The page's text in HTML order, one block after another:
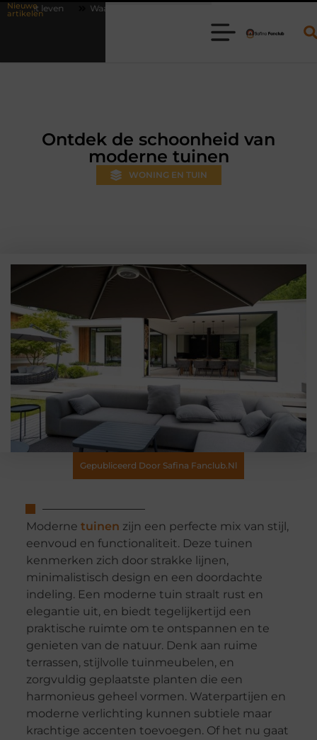
Nieuwe
artikelenonline vlees bestellen steeds gewoner wordt
Ontdek de schoonheid van
moderne tuinen
WONING EN TUIN
Gepubliceerd Door Safina Fanclub.nl
Moderne tuinen zijn een perfecte mix van stijl,
eenvoud en functionaliteit. Deze tuinen
kenmerken zich door strakke lijnen,
minimalistisch design en een doordachte
indeling. Een moderne tuin straalt rust en
elegantie uit, en biedt tegelijkertijd een
praktische ruimte om te ontspannen en te
genieten van de natuur. Denk aan ruime
terrassen, stijlvolle tuinmeubelen, en
zorgvuldig geplaatste planten die een
harmonieus geheel vormen. Waterpartijen en
moderne verlichting kunnen subtiele maar
krachtige accenten toevoegen. Of het nu gaat